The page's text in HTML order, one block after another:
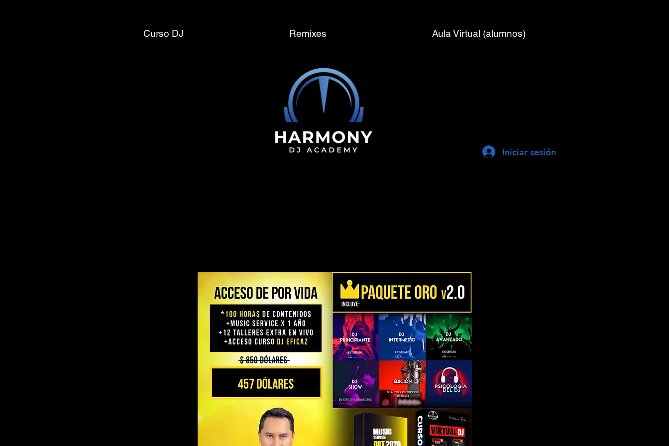
Curso DJ Remixes Aula Virtual (alumnos)
Iniciar sesión